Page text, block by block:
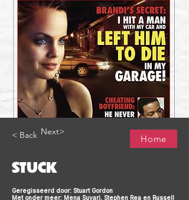
< Back Next>
Home
STUCK
Geregisseerd door: Stuart Gordon
Met onder meer: Mena Suvari, Stephen Rea en Russell